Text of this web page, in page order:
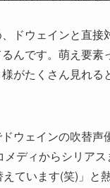
ドウェインと直接
んです。萌え要素
がたくさん見れ
ウェインの吹替声
ディからシリア
ています(笑)」と熱